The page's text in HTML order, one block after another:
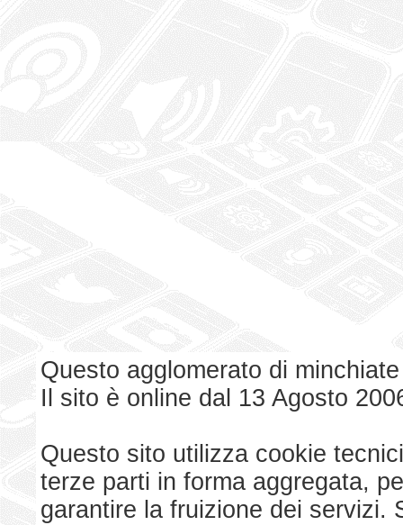
Questo agglomerato di
Il sito è online dal 13 Agosto
Questo sito utilizza cookie
terze parti in forma aggregata,
garantire la fruizione dei servizi.